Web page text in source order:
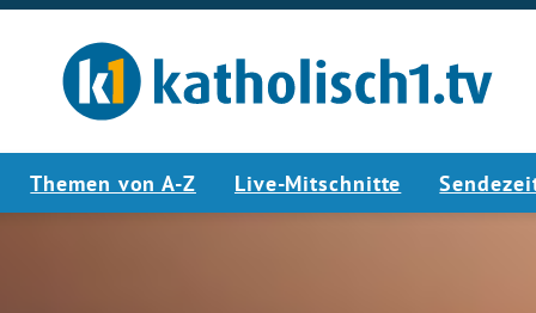
Themen von A-Z Live-Mitschnitte